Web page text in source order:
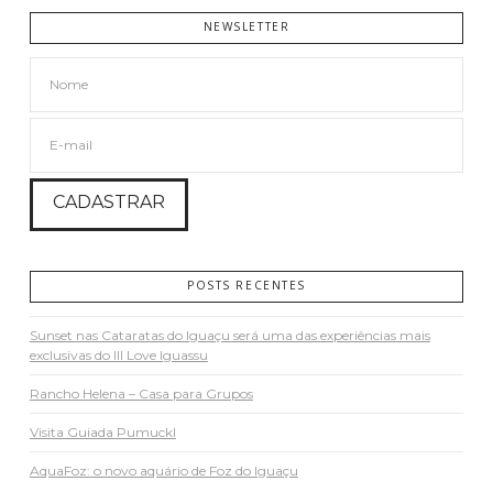
NEWSLETTER
POSTS RECENTES
Sunset nas Cataratas do Iguaçu será uma das experiências mais
exclusivas do III Love Iguassu
Rancho Helena – Casa para Grupos
Visita Guiada Pumuckl
AquaFoz: o novo aquário de Foz do Iguaçu